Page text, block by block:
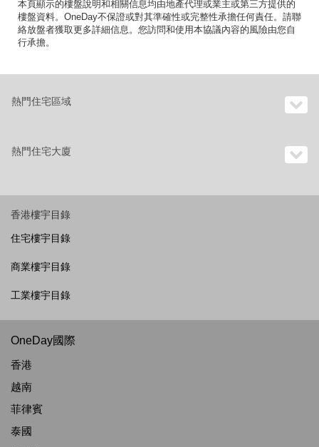
本頁顯示的樓盤說明和相關信息均由地產代理或業主或第三方提供的
樓盤資料。OneDay不保證或對其準確性或完整性承擔任何責任。請聯
絡放盤者獲取更多詳細信息。您訪問和使用本協議內容的風險由您自
行承擔。
熱門住宅區域
熱門住宅大廈
香港樓宇目錄
住宅樓宇目錄
商業樓宇目錄
工業樓宇目錄
OneDay國際
香港
越南
菲律賓
泰國